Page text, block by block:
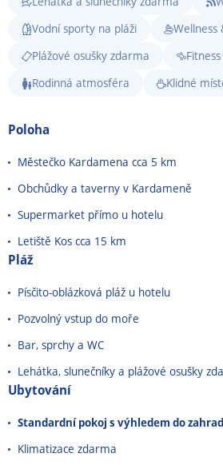
Vodní sporty na pláži
Wellness
Plážové osušky zdarma
Fitness
Rodinná atmosféra
Klidné
Poloha
Městečko Kardamena cca 5 km
Obchůdky a taverny v Kardameně
Supermarket přímo u hotelu
Letiště Kos cca 15 km
Pláž
Písčito-oblázková pláž u hotelu
Pozvolný vstup do moře
Bar, sprchy a WC
Lehátka, slunečníky a plážové osušky
Ubytování
Standardní pokoj s výhledem do
Klimatizace zdarma